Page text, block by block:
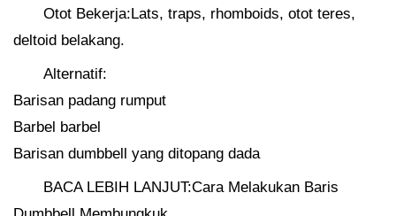
Otot Bekerja:Lats, traps, rhomboids, otot teres,
deltoid belakang.
Alternatif:
Barisan padang rumput
Barbel barbel
Barisan dumbbell yang ditopang dada
BACA LEBIH LANJUT:Cara Melakukan Baris